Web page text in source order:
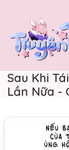
Sau Khi
Lần Nữa -